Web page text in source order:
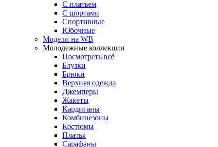
С платьем
С шортами
Спортивные
Юбочные
Модели на WB
Молодежные коллекции
Посмотреть всё
Блузки
Брюки
Верхняя одежда
Джемперы
Жакеты
Кардиганы
Комбинезоны
Костюмы
Платья
Сарафаны